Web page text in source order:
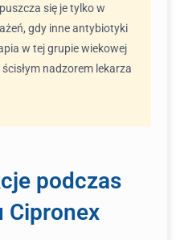
się je tylko w
gdy inne antybiotyki
w tej grupie wiekowej
nadzorem lekarza
podczas
Cipronex